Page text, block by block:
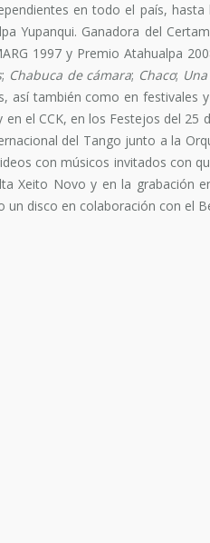
en todo el país, hasta
Yupanqui. Ganadora del
1997 y Premio Atahualpa
; Chabuca de cámara; Chaco;
así también como en festivales
el CCK, en los Festejos del 25
del Tango junto a la
con músicos invitados con
Xeito Novo y en la grabación
disco en colaboración con el